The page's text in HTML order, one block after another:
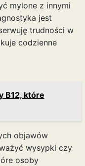
mylone z innymi
jest
trudności w
codzienne
B12, które
objawów
wysypki czy
osoby